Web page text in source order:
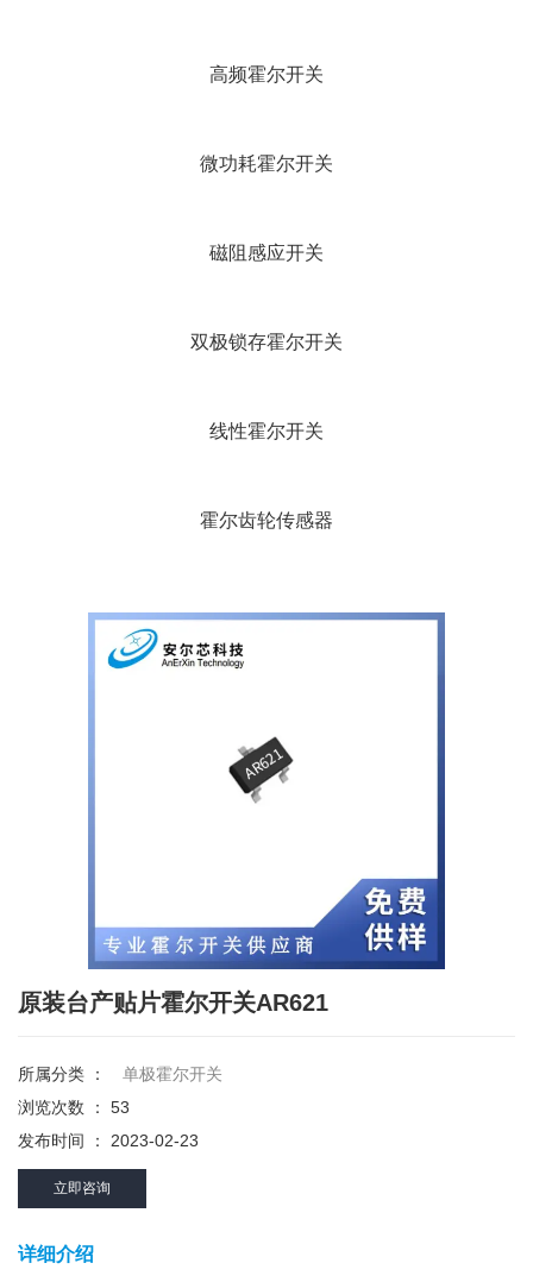
高频霍尔开关
微功耗霍尔开关
磁阻感应开关
双极锁存霍尔开关
线性霍尔开关
霍尔齿轮传感器
原装台产贴片霍尔开关AR621
所属分类 ：
单极霍尔开关
浏览次数 ： 53
发布时间 ： 2023-02-23
立即咨询
详细介绍